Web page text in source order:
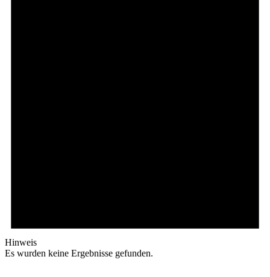
Hinweis
Es wurden keine Ergebnisse gefunden.